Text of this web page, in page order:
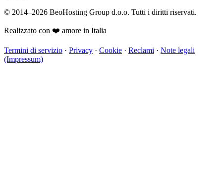
© 2014–2026 BeoHosting Group d.o.o. Tutti i diritti riservati.
Realizzato con ❤️ amore in Italia
Termini di servizio · Privacy · Cookie · Reclami · Note legali
(Impressum)